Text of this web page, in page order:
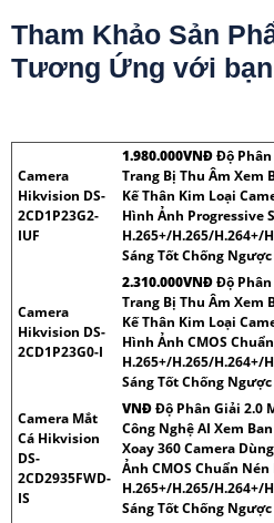
Tham Khảo Sản
Tương Ứng với bạn
Camera
Hikvision DS-
2CD1P23G2-
IUF
1.980.000VNÐĐộ Phân
Trang Bị Thu Âm Xem
Kế Thân Kim Loại
Hình Ảnh Progressive
H.265+/H.265/H.264+/
Sáng Tốt Chống
Camera
Hikvision DS-
2CD1P23G0-I
2.310.000VNÐĐộ Phân
Trang Bị Thu Âm Xem
Kế Thân Kim Loại
Hình Ảnh CMOS
H.265+/H.265/H.264+/
Sáng Tốt Chống
Camera Mắt
Cá Hikvision
DS-
2CD2935FWD-
IS
VNÐĐộ Phân Giải 2.0
Công Nghệ AI Xem
Xoay 360 Camera
Ảnh CMOS Chuẩn
H.265+/H.265/H.264+/
Sáng Tốt Chống